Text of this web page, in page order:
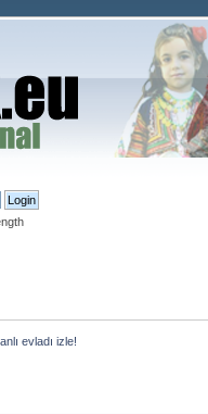
evladı izle!